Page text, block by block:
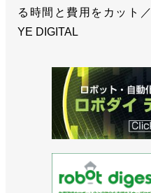
る時間と費用をカット／
YE DIGITAL